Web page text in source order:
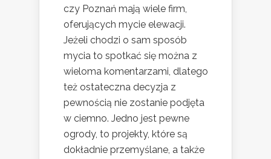
czy Poznań mają wiele firm,
oferujących mycie elewacji.
Jeżeli chodzi o sam sposób
mycia to spotkać się można z
wieloma komentarzami, dlatego
też ostateczna decyzja z
pewnością nie zostanie podjęta
w ciemno. Jedno jest pewne
ogrody, to projekty, które są
dokładnie przemyślane, a także